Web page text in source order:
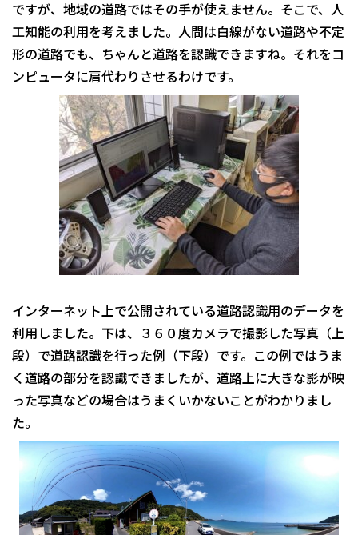
ですが、地域の道路ではその手が使えません。そこで、人
工知能の利用を考えました。人間は白線がない道路や不定
形の道路でも、ちゃんと道路を認識できますね。それをコ
ンピュータに肩代わりさせるわけです。
インターネット上で公開されている道路認識用のデータを
利用しました。下は、３６０度カメラで撮影した写真（上
段）で道路認識を行った例（下段）です。この例ではうま
く道路の部分を認識できましたが、道路上に大きな影が映
った写真などの場合はうまくいかないことがわかりまし
た。